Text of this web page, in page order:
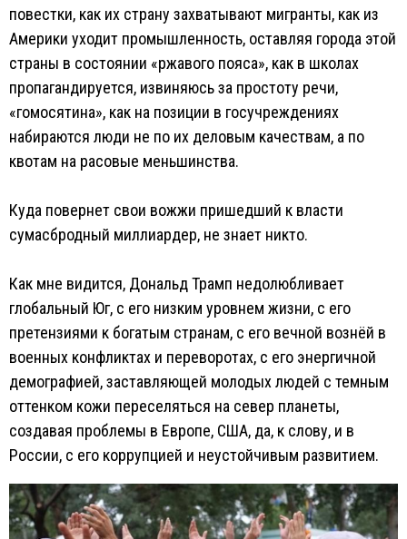
повестки, как их страну захватывают мигранты, как из
Америки уходит промышленность, оставляя города этой
страны в состоянии «ржавого пояса», как в школах
пропагандируется, извиняюсь за простоту речи,
«гомосятина», как на позиции в госучреждениях
набираются люди не по их деловым качествам, а по
квотам на расовые меньшинства.
Куда повернет свои вожжи пришедший к власти
сумасбродный миллиардер, не знает никто.
Как мне видится, Дональд Трамп недолюбливает
глобальный Юг, с его низким уровнем жизни, с его
претензиями к богатым странам, с его вечной вознёй в
военных конфликтах и переворотах, с его энергичной
демографией, заставляющей молодых людей с темным
оттенком кожи переселяться на север планеты,
создавая проблемы в Европе, США, да, к слову, и в
России, с его коррупцией и неустойчивым развитием.